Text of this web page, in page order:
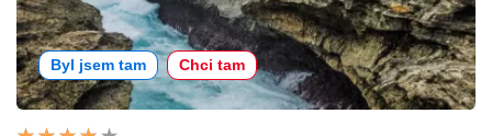
Byl jsem tam Chci tam